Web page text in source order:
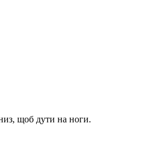
щоб дути на ноги.